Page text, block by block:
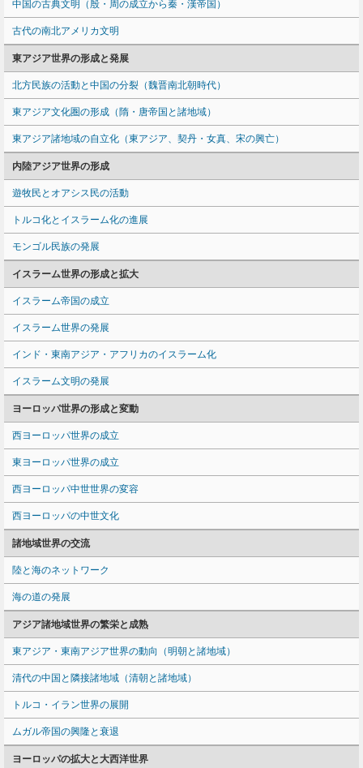
中国の古典文明（殷・周の成立から秦・漢帝国）
古代の南北アメリカ文明
東アジア世界の形成と発展
北方民族の活動と中国の分裂（魏晋南北朝時代）
東アジア文化圏の形成（隋・唐帝国と諸地域）
東アジア諸地域の自立化（東アジア、契丹・女真、宋の興亡）
内陸アジア世界の形成
遊牧民とオアシス民の活動
トルコ化とイスラーム化の進展
モンゴル民族の発展
イスラーム世界の形成と拡大
イスラーム帝国の成立
イスラーム世界の発展
インド・東南アジア・アフリカのイスラーム化
イスラーム文明の発展
ヨーロッパ世界の形成と変動
西ヨーロッパ世界の成立
東ヨーロッパ世界の成立
西ヨーロッパ中世世界の変容
西ヨーロッパの中世文化
諸地域世界の交流
陸と海のネットワーク
海の道の発展
アジア諸地域世界の繁栄と成熟
東アジア・東南アジア世界の動向（明朝と諸地域）
清代の中国と隣接諸地域（清朝と諸地域）
トルコ・イラン世界の展開
ムガル帝国の興隆と衰退
ヨーロッパの拡大と大西洋世界